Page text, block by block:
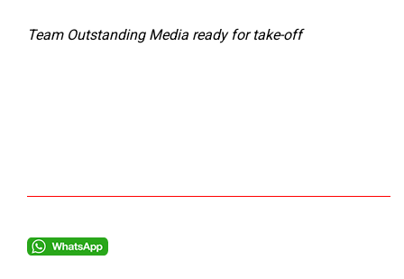
Team Outstanding Media ready for take-off